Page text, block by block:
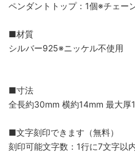
ペンダントトップ：1個※チェー
■材質
シルバー925※ニッケル不使用
■寸法
全長約30mm 横約14mm 最大厚
■文字刻印できます（無料）
刻印可能文字数：1行に7文字以